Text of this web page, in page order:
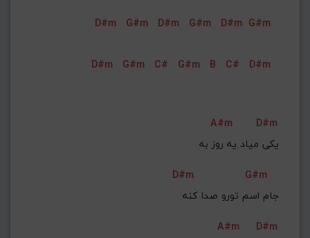
ذخیره گام
D#m G#m D#m G#m D#m G#m
D#m G#m C# G#m B C# D#m
A#m
D#m
یکی میاد یه روز به
D#m
G#m
جام اسم تو‌رو صدا کنه
A#m
D#m